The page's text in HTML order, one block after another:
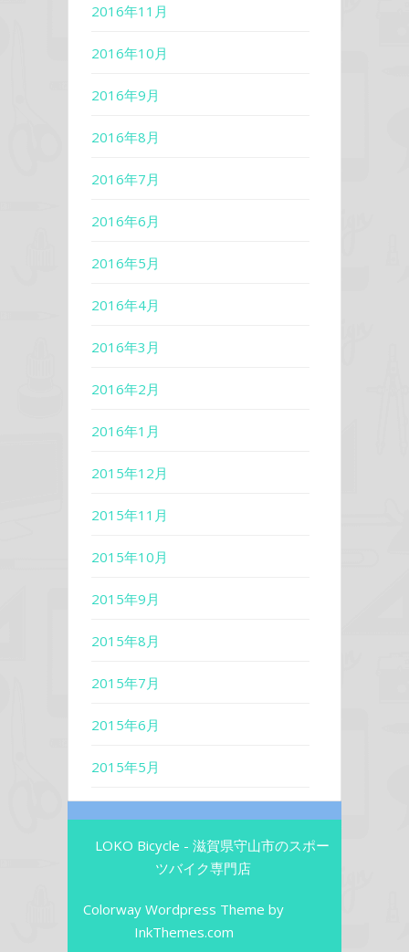
2016年11月
2016年10月
2016年9月
2016年8月
2016年7月
2016年6月
2016年5月
2016年4月
2016年3月
2016年2月
2016年1月
2015年12月
2015年11月
2015年10月
2015年9月
2015年8月
2015年7月
2015年6月
2015年5月
LOKO Bicycle - 滋賀県守山市のスポー
ツバイク専門店
Colorway Wordpress Theme by
InkThemes.com